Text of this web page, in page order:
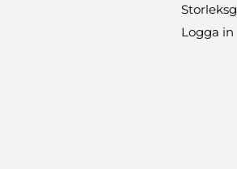
Logga in